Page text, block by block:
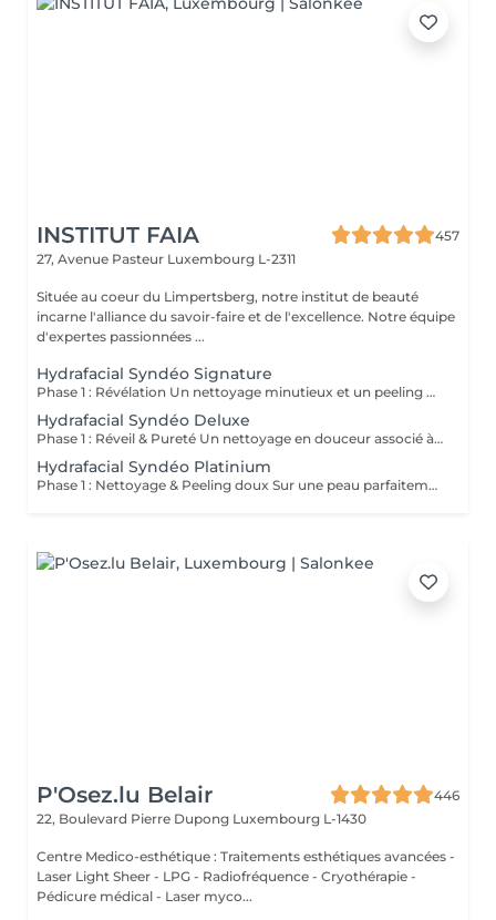
INSTITUT FAIA
457
27, Avenue Pasteur Luxembourg L-2311
Située au coeur du Limpertsberg, notre institut de beauté
incarne l'alliance du savoir-faire et de l'excellence. Notre équipe
d'expertes passionnées ...
Hydrafacial Syndéo Signature
Phase 1 : Révélation Un nettoyage minutieux et un peeling doux libèrent la peau des impuretés, cellules mortes et excès de sébum. La peau respire à nouveau et retrouve sa douceur naturelle. Phase 2 : Purification & Hydratation La technologie brevetée Vortex-Fusion® aspire délicatement les impuretés tout en infusant des actifs hydratants puissants. Les pores sont nettoyés, la peau est fraîche, repulpée et lumineuse. Phase 3 : Régénération & Éclat Des sérums concentrés en antioxydants, peptides et acide hyaluronique réparent, protègent et revitalisent la peau. Le teint s'illumine, la texture s'affine et l'éclat est instantané. Résultat : Une peau nette, hydratée et rayonnante dès la première séance sans irritation, sans temps d'arrêt, simplement sublime.
Hydrafacial Syndéo Deluxe
Phase 1 : Réveil & Pureté Un nettoyage en douceur associé à un peeling délicat réveille l'éclat naturel de la peau, la libérant des impuretés et des cellules ternes. Phase 2 : Extraction & Hydratation La technologie brevetée Vortex-Fusion® purifie les pores tout en infusant des actifs hautement hydratants. La peau est fraîche, lisse et repulpée. Phase 3 : Régénération sur mesure Des sérums concentrés en antioxydants, peptides et acide hyaluronique régénèrent la peau tandis qu'un booster premium et la lumière LED viennent personnaliser le soin selon vos besoins spécifiques. Résultat : Une peau éclatante, détoxifiée et lumineuse dès la première séance, le glow Faia dans toute sa splendeur.
Hydrafacial Syndéo Platinium
Phase 1 : Nettoyage & Peeling doux Sur une peau parfaitement démaquillée, un nettoyage délicat élimine impuretés, excès de sébum et cellules mortes. Un peeling léger à base d'acides salicylique et glycolique désincruste les pores en profondeur et aide à prévenir les imperfections. Phase 2 : Extraction & Hydratation Grâce à la technologie brevetée Vortex-Fusion®, une aspiration douce retire points noirs et comédons tout en infusant des actifs hautement hydratants. La peau est instantanément plus nette, repulpée et éclatante. Phase 3 : Infusion, Protection & Détox Des sérums riches en antioxydants, peptides et acide hyaluronique régénèrent la peau, favorisant détoxification et rajeunissement cellulaire. Un drainage lymphatique complète le soin stimulant ainsi la circulation pour un effet détoxifiant et une peau visiblement revitalisée. Résultat : Une peau fraîche, lumineuse et parfaitement hydratée, sans rougeur, sans temps d'arrêt, simplement éclatante.
P'Osez.lu Belair
446
22, Boulevard Pierre Dupong Luxembourg L-1430
Centre Medico-esthétique : Traitements esthétiques avancées -
Laser Light Sheer - LPG - Radiofréquence - Cryothérapie -
Pédicure médical - Laser myco...